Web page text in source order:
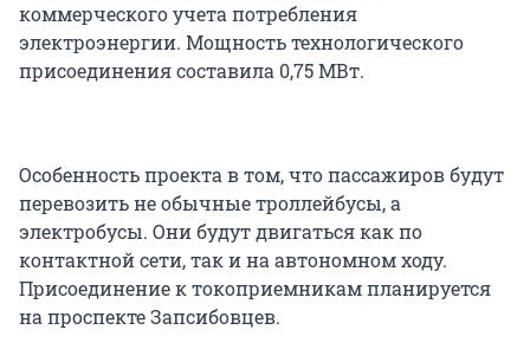
коммерческого учета потребления
электроэнергии. Мощность технологического
присоединения составила 0,75 МВт.
Особенность проекта в том, что пассажиров будут
перевозить не обычные троллейбусы, а
электробусы. Они будут двигаться как по
контактной сети, так и на автономном ходу.
Присоединение к токоприемникам планируется
на проспекте Запсибовцев.